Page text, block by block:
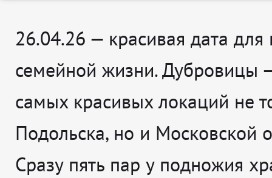
26.04.26 — красивая дата для
семейной жизни. Дубровицы
самых красивых локаций не
Подольска, но и Московской
Сразу пять пар у подножия